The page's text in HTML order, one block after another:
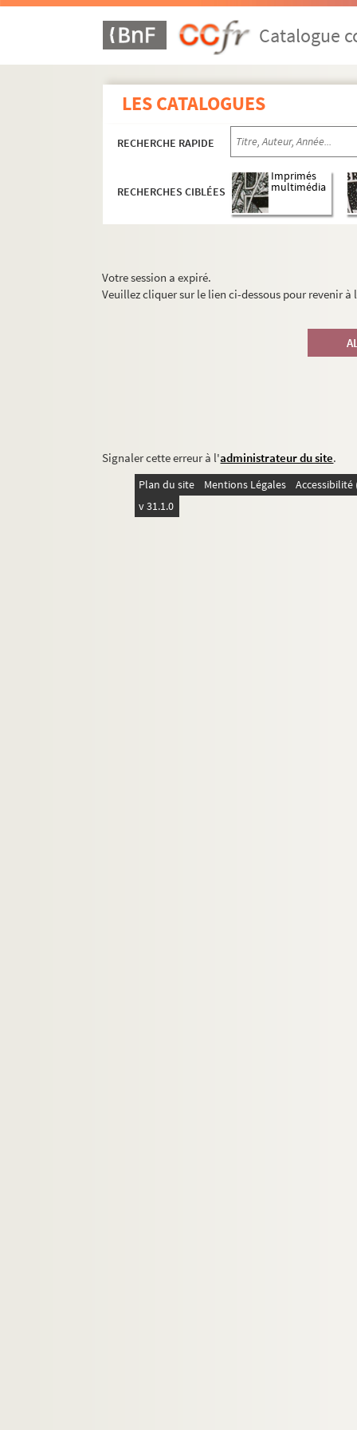
Catalogue
LES CATALOGUES
RECHERCHE RAPIDE
RECHERCHES CIBLÉES
Imprimés
multimédia
Votre session a expiré.
Veuillez cliquer sur le lien ci-dessous pour revenir
Signaler cette erreur à l'administrateur du site.
Plan du site Mentions Légales
v 31.1.0